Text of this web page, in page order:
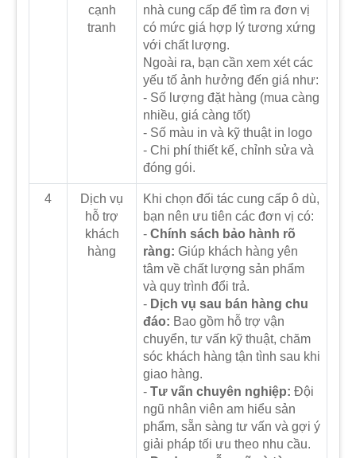
cạnh
tranh
nhà cung cấp để tìm ra đơn vị
có mức giá hợp lý tương xứng
với chất lượng.
Ngoài ra, bạn cần xem xét các
yếu tố ảnh hưởng đến giá như:
- Số lượng đặt hàng (mua càng
nhiều, giá càng tốt)
- Số màu in và kỹ thuật in logo
- Chi phí thiết kế, chỉnh sửa và
đóng gói.
4
Dịch vụ
hỗ trợ
khách
hàng
Khi chọn đối tác cung cấp ô dù,
bạn nên ưu tiên các đơn vị có:
- Chính sách bảo hành rõ
ràng: Giúp khách hàng yên
tâm về chất lượng sản phẩm
và quy trình đổi trả.
- Dịch vụ sau bán hàng chu
đáo: Bao gồm hỗ trợ vận
chuyển, tư vấn kỹ thuật, chăm
sóc khách hàng tận tình sau khi
giao hàng.
- Tư vấn chuyên nghiệp: Đội
ngũ nhân viên am hiểu sản
phẩm, sẵn sàng tư vấn và gợi ý
giải pháp tối ưu theo nhu cầu.